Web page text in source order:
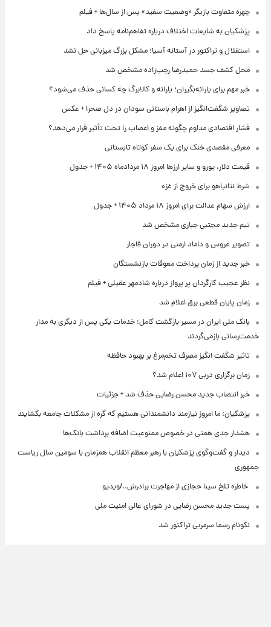
چهره متفاوت بازیگر «وضعیت سفید» پس از سال‌ها + فیلم
پزشکیان به شایعات اختلاف درباره تفاهم‌نامه پاسخ داد
استقلال و تراکتور در آستانه آسیا؛ مشکل بزرگ میزبانی حل نشد
محل کشف جسد حمیدرضا رجب‌زاده مشخص شد
خبر مهم برای یارانه‌بگیران؛ یارانه و کالابرگ چه کسانی حذف می‌شود؟
تصاویر شگفت‌انگیز از اهرام باستانی سودان در دل صحرا + عکس
فشار اقتصادی مداوم چگونه مغز و اعصاب را تحت تأثیر قرار می‌دهد؟
معرفی مقصدی خنک برای یک سفر کوتاه تابستانی
قیمت دلار، یورو و سایر ارزها امروز ۱۸ مردادماه ۱۴۰۵ + جدول
شرط نتانیاهو برای خروج از غزه
ارزش سهام عدالت برای امروز ۱۸ مرداد ۱۴۰۵ + جدول
تیم جدید مجتبی جباری مشخص شد
تصویر عروس و داماد ارمنی در دوران قاجار
خبر جدید از زمان پرداخت معوقات بازنشستگان
نظر عجیب کارگردان پر پرواز درباره شادمهر عقیلی + فیلم
زمان پایان قطعی برق اعلام شد
بانک ملی ایران در مسیر بازگشت کامل؛ خدمات یکی پس از دیگری به مدار
خدمت‌رسانی بازمی‌گردند
تاثیر شگفت انگیز مصرف تخم‌مرغ بر بهبود حافظه
زمان برگزاری دربی ۱۰۷ اعلام شد؟
خبر انتصاب جدید محسن رضایی حذف شد + جزئیات
پزشکیان: ما امروز نیازمند دانشمندانی هستیم که گره از مشکلات جامعه بگشایند
هشدار جدی همتی در خصوص ممنوعیت اضافه ‌برداشت بانک‌ها
دیدار و گفت‌وگوی پزشکیان با رهبر معظم انقلاب همزمان با سومین سال ریاست
جمهوری
⁨ خاطره تلخ سینا حجازی از مهاجرت برادرش../ویدیو
پست جدید محسن رضایی در شورای عالی امنیت ملی
نکونام رسما سرمربی تراکتور شد